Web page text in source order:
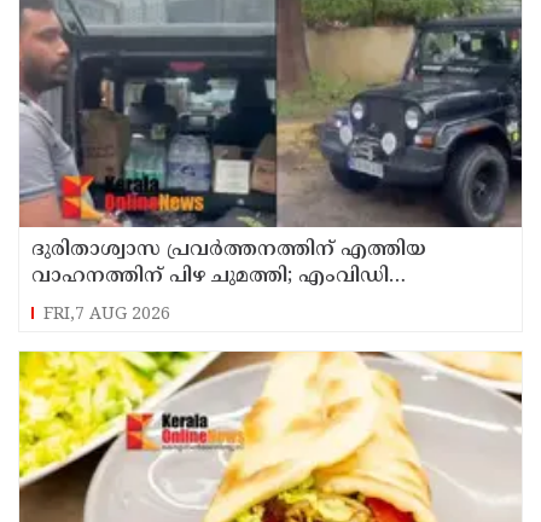
ദുരിതാശ്വാസ പ്രവർത്തനത്തിന് എത്തിയ
വാഹനത്തിന് പിഴ ചുമത്തി; എംവിഡി
ഉദ്യോഗസ്ഥന് സസ്പെൻഷൻ
FRI,7 AUG 2026